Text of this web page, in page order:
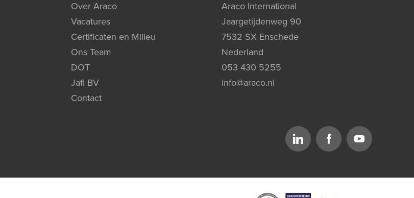
Over Araco
Vacatures
Certificaten en Milieu
Ons Team
DOT
Jafi BV
Contact
Araco International
Jaargetijdenweg 90
7532 SX Enschede
Nederland
053 430 5255
info@araco.nl